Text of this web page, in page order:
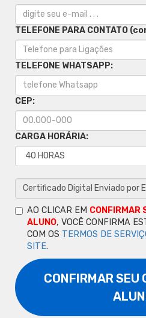
TELEFONE PARA CONTATO
TELEFONE WHATSAPP:
CEP:
CARGA HORÁRIA:
AO CLICAR EM CONFIRMAR
ALUNO, VOCÊ CONFIRMA
COM OS TERMOS DE
SITE.
CONFIRMAR SEU